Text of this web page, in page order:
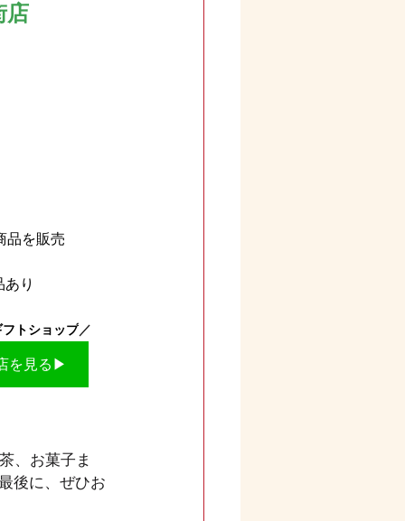
店
品を販売
り
トショップ／
を見る▶
、お菓子ま
後に、ぜひお